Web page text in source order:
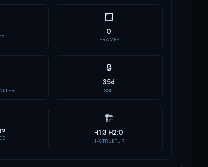
🪟
0
IFRAMES
🔒
35d
SSL
🏗
H1:3 H2:0
H-STRUKTUR